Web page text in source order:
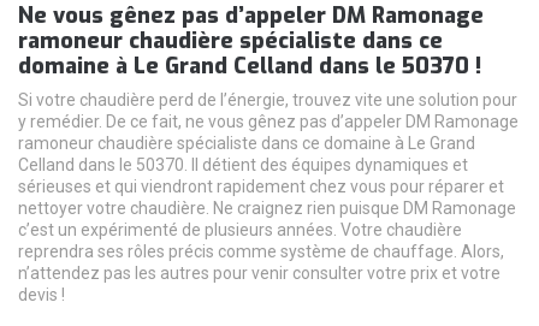
Ne vous gênez pas d’appeler DM Ramonage
ramoneur chaudière spécialiste dans ce
domaine à Le Grand Celland dans le 50370 !
Si votre chaudière perd de l’énergie, trouvez vite une solution pour
y remédier. De ce fait, ne vous gênez pas d’appeler DM Ramonage
ramoneur chaudière spécialiste dans ce domaine à Le Grand
Celland dans le 50370. Il détient des équipes dynamiques et
sérieuses et qui viendront rapidement chez vous pour réparer et
nettoyer votre chaudière. Ne craignez rien puisque DM Ramonage
c’est un expérimenté de plusieurs années. Votre chaudière
reprendra ses rôles précis comme système de chauffage. Alors,
n’attendez pas les autres pour venir consulter votre prix et votre
devis !